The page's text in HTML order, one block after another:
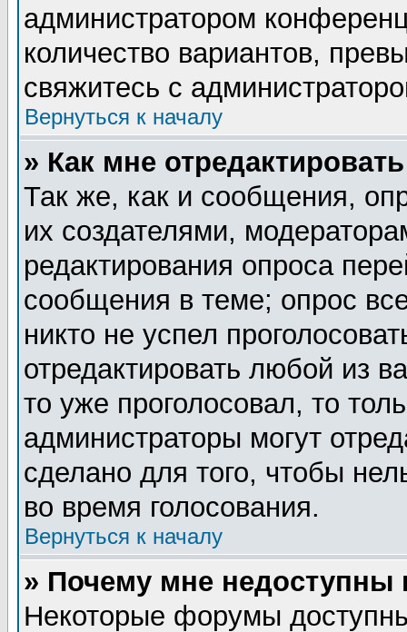
администратором
количество вариантов,
свяжитесь с
Вернуться к началу
» Как мне
Так же, как и сообщения,
их создателями,
редактирования опроса
сообщения в теме; опрос
никто не успел
отредактировать любой из
то уже проголосовал, то
администраторы могут
сделано для того, чтобы
во время голосования.
Вернуться к началу
» Почему мне
Некоторые форумы